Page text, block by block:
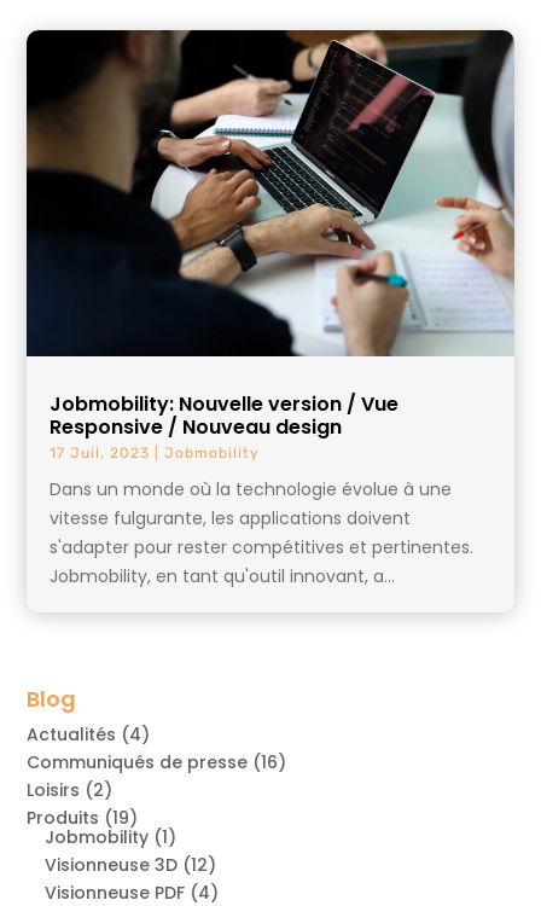
Jobmobility: Nouvelle version / Vue
Responsive / Nouveau design
17 Juil, 2023 |Jobmobility
Dans un monde où la technologie évolue à une
vitesse fulgurante, les applications doivent
s'adapter pour rester compétitives et pertinentes.
Jobmobility, en tant qu'outil innovant, a...
Blog
Actualités (4)
Communiqués de presse (16)
Loisirs (2)
Produits (19)
Jobmobility (1)
Visionneuse 3D (12)
Visionneuse PDF (4)